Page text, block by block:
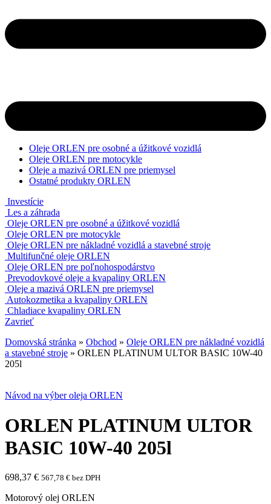
Oleje ORLEN pre osobné a úžitkové vozidlá
Oleje ORLEN pre motocykle
Oleje a mazivá ORLEN pre priemysel
Ostatné produkty ORLEN
Investície
Les a záhrada
Oleje ORLEN pre osobné a úžitkové vozidlá
Oleje ORLEN pre motocykle
Oleje ORLEN pre nákladné vozidlá a stavebné stroje
Multifunčné oleje ORLEN
Oleje ORLEN pre poľnohospodárstvo
Prevodovkové oleje a kvapaliny ORLEN
Oleje a mazivá ORLEN pre priemysel
Autokozmetika a kvapaliny ORLEN
Chladiace kvapaliny ORLEN
Zavrieť
Domovská stránka » Obchod » Oleje ORLEN pre nákladné vozidlá
a stavebné stroje » ORLEN PLATINUM ULTOR BASIC 10W-40
205l
Návod na výber oleja ORLEN
ORLEN PLATINUM ULTOR
BASIC 10W-40 205l
698,37 € 567,78 € bez DPH
Motorový olej ORLEN